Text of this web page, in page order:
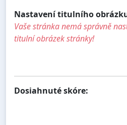
Nastavení titulního
Vaše stránka nemá správně
titulní obrázek stránky!
Dosiahnuté skóre: